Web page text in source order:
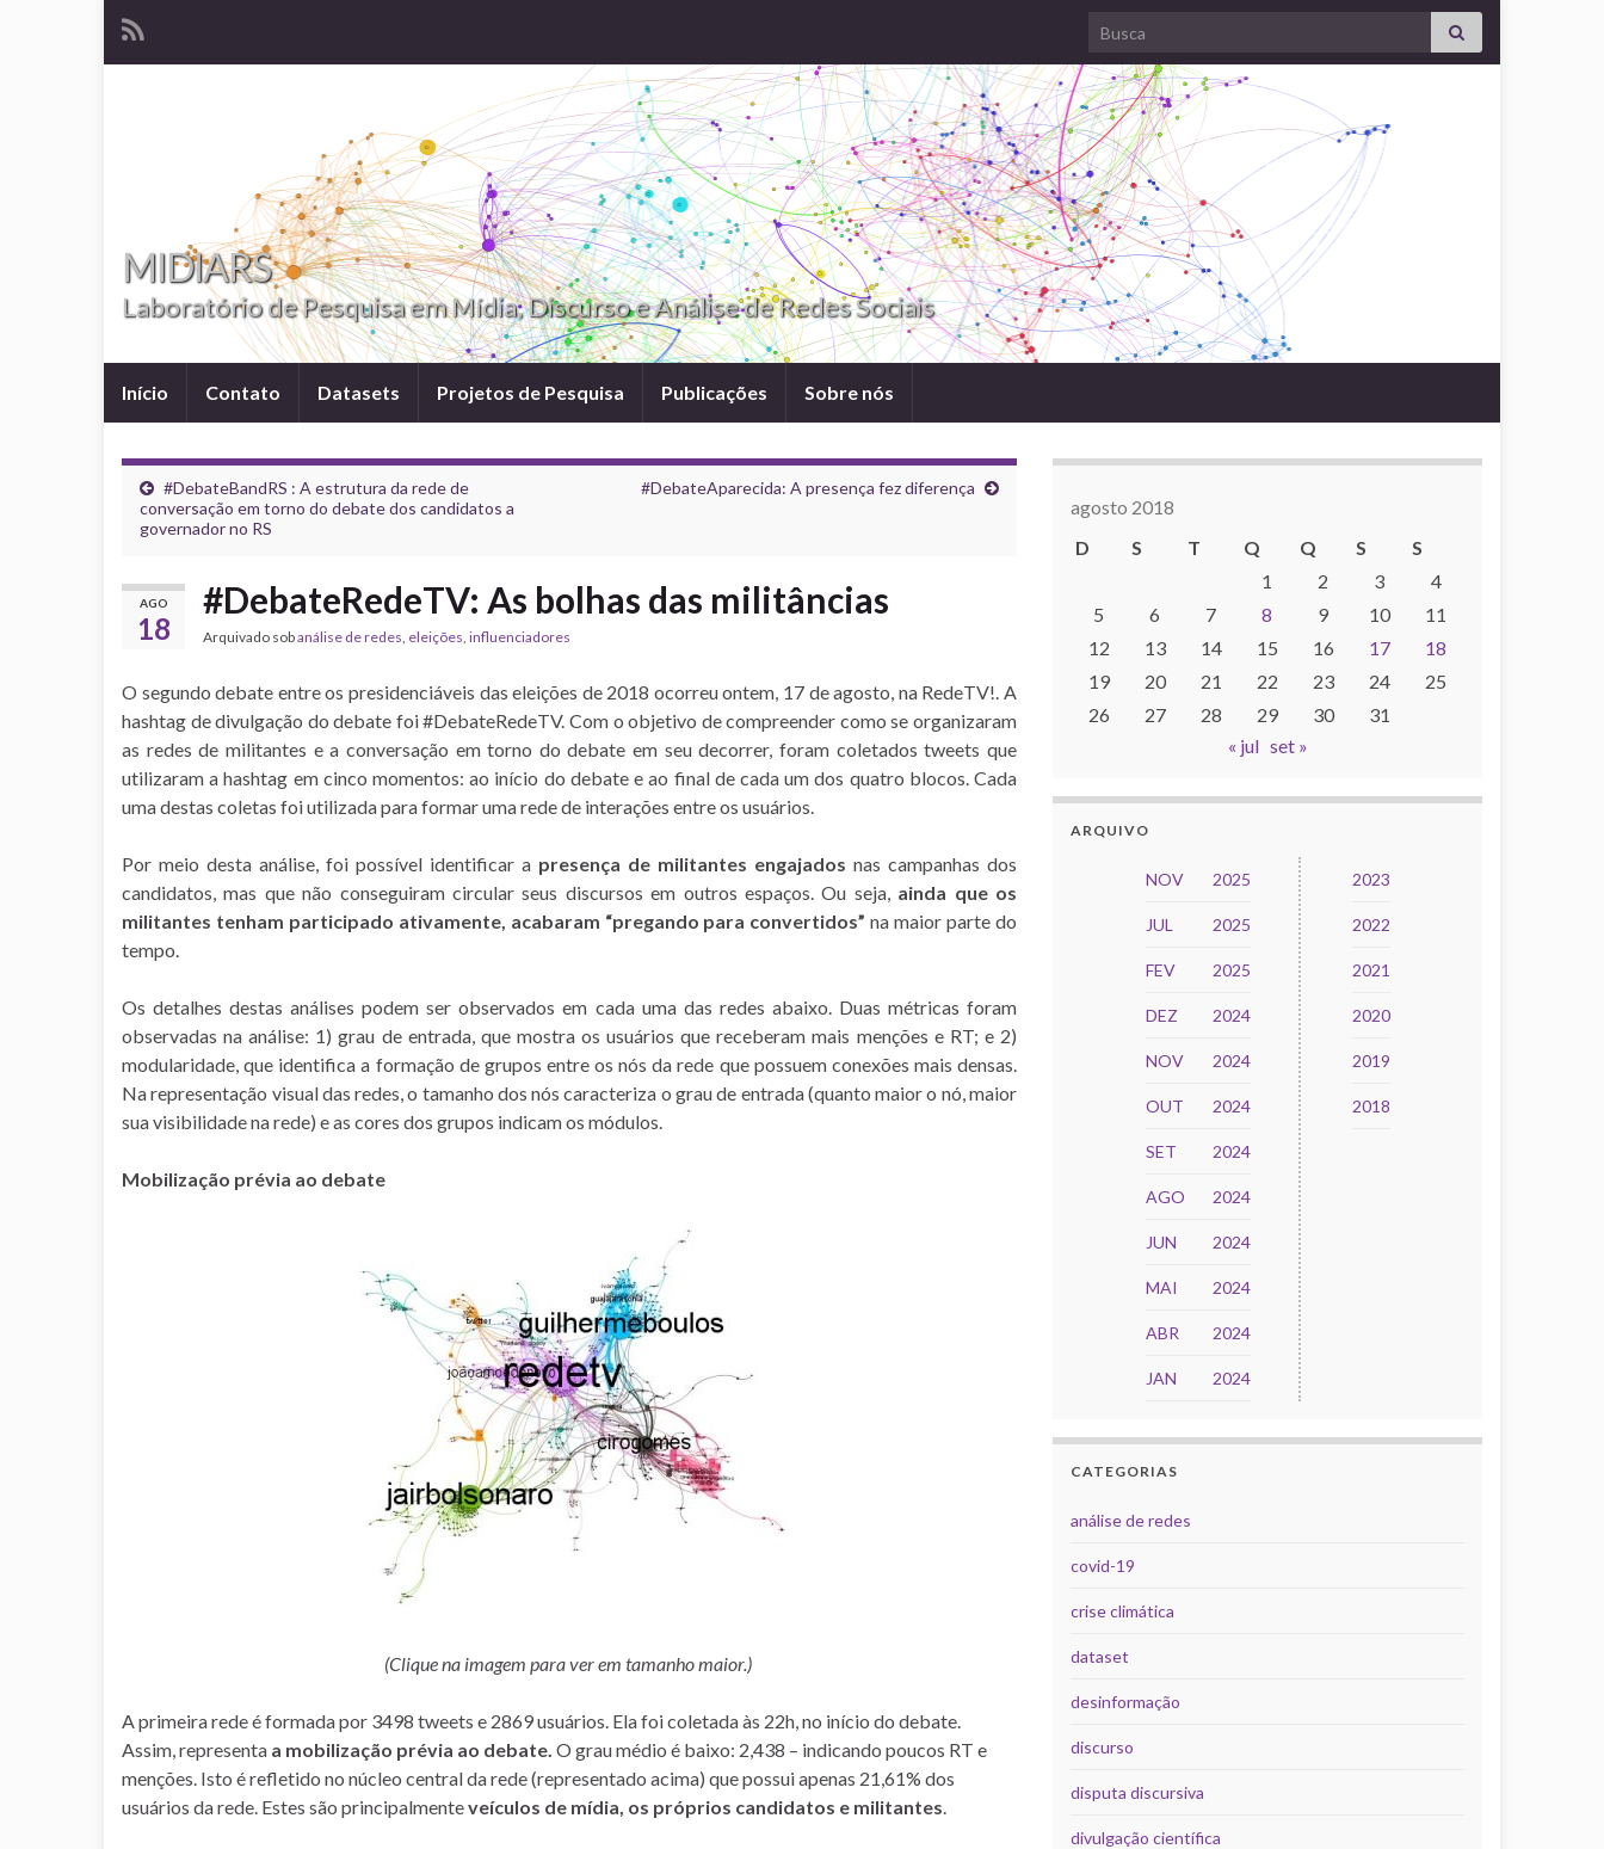
Search for:
MIDIARS
Laboratório de Pesquisa em Mídia, Discurso e Análise de Redes Sociais
Início Contato Datasets Projetos de Pesquisa Publicações Sobre nós
#DebateBandRS : A estrutura da rede de
conversação em torno do debate dos candidatos a
governador no RS
#DebateAparecida: A presença fez diferença
AGO
18
#DebateRedeTV: As bolhas das militâncias
Arquivado sobanálise de redes, eleições, influenciadores
O segundo debate entre os presidenciáveis das eleições de 2018 ocorreu ontem, 17 de agosto, na RedeTV!. A
hashtag de divulgação do debate foi #DebateRedeTV. Com o objetivo de compreender como se organizaram
as redes de militantes e a conversação em torno do debate em seu decorrer, foram coletados tweets que
utilizaram a hashtag em cinco momentos: ao início do debate e ao final de cada um dos quatro blocos. Cada
uma destas coletas foi utilizada para formar uma rede de interações entre os usuários.
Por meio desta análise, foi possível identificar a presença de militantes engajados nas campanhas dos
candidatos, mas que não conseguiram circular seus discursos em outros espaços. Ou seja, ainda que os
militantes tenham participado ativamente, acabaram “pregando para convertidos” na maior parte do
tempo.
Os detalhes destas análises podem ser observados em cada uma das redes abaixo. Duas métricas foram
observadas na análise: 1) grau de entrada, que mostra os usuários que receberam mais menções e RT; e 2)
modularidade, que identifica a formação de grupos entre os nós da rede que possuem conexões mais densas.
Na representação visual das redes, o tamanho dos nós caracteriza o grau de entrada (quanto maior o nó, maior
sua visibilidade na rede) e as cores dos grupos indicam os módulos.
Mobilização prévia ao debate
(Clique na imagem para ver em tamanho maior.)
A primeira rede é formada por 3498 tweets e 2869 usuários. Ela foi coletada às 22h, no início do debate.
Assim, representa a mobilização prévia ao debate. O grau médio é baixo: 2,438 – indicando poucos RT e
menções. Isto é refletido no núcleo central da rede (representado acima) que possui apenas 21,61% dos
usuários da rede. Estes são principalmenteveículos de mídia, os próprios candidatos e militantes.
agosto 2018
D
S T Q Q S
S
1
2 3
4
5
6 7 8 9 10
11
12
13 14 15 16 17
18
19
20 21 22 23 24
25
26
27 28 29 30
31
« jul set »
ARQUIVO
NOV 2025
JUL 2025
FEV 2025
DEZ 2024
NOV 2024
OUT 2024
SET 2024
AGO 2024
JUN 2024
MAI 2024
ABR 2024
JAN 2024
2023
2022
2021
2020
2019
2018
CATEGORIAS
análise de redes
covid-19
crise climática
dataset
desinformação
discurso
disputa discursiva
divulgação científica